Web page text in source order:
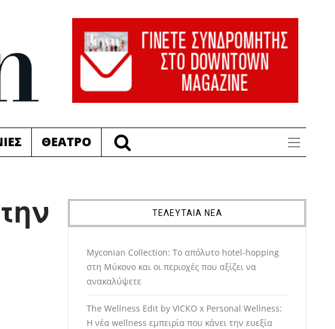
ΘΕΑΤΡΟ
ΤΕΛΕΥΤΑΙΑ ΝΕΑ
Myconian Collection: Το απόλυτο hotel-hopping
στη Μύκονο και οι περιοχές που αξίζει να
ανακαλύψετε
The Wellness Edit by VICKO x Personal Wellness:
Η νέα wellness εμπειρία που κάνει την ευεξία